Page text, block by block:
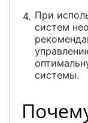
При
систем
системы.